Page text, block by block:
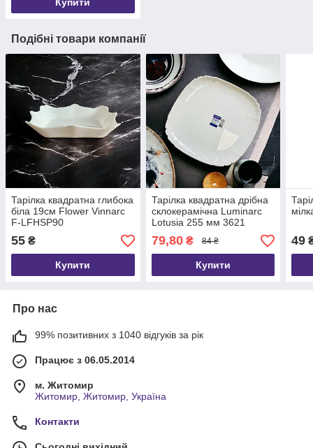
Подібні товари компанії
Тарілка квадратна глибока
біла 19см Flower Vinnarc
F-LFHSP90
55 ₴
Купити
Тарілка квадратна дрібна
склокерамічна Luminarc
Lotusia 255 мм 3621
79,80₴ 84 ₴
Купити
49
Про нас
99% позитивних з 1040 відгуків за рік
Працює з 06.05.2014
м. Житомир
Житомир, Житомир, Україна
Контакти